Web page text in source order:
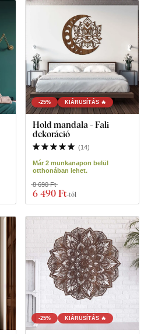
-25% KIÁRUSÍTÁS 🔥
Hold mandala - Fali
dekoráció
(14)
Már 2 munkanapon belül
otthonában lehet.
6 490 Ft-tól
8 690 Ft
-25% KIÁRUSÍTÁS 🔥